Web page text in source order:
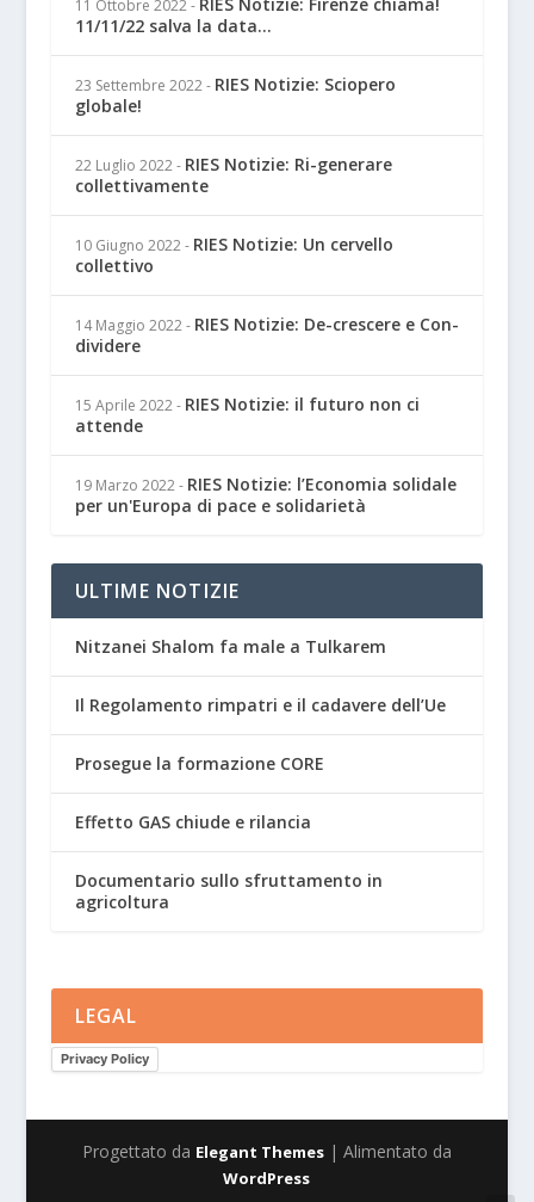
11 Ottobre 2022 -
11/11/22 salva la data...
23 Settembre 2022 - RIES Notizie: Sciopero
globale!
22 Luglio 2022 - RIES Notizie: Ri-generare
collettivamente
10 Giugno 2022 - RIES Notizie: Un cervello
collettivo
14 Maggio 2022 - RIES Notizie: De-crescere e Con-
dividere
15 Aprile 2022 - RIES Notizie: il futuro non ci
attende
19 Marzo 2022 - RIES Notizie: l’Economia solidale
per un'Europa di pace e solidarietà
ULTIME NOTIZIE
Nitzanei Shalom fa male a Tulkarem
Il Regolamento rimpatri e il cadavere dell’Ue
Prosegue la formazione CORE
Effetto GAS chiude e rilancia
Documentario sullo sfruttamento in
agricoltura
LEGAL
Privacy Policy
Progettato da Elegant Themes| Alimentato da
WordPress